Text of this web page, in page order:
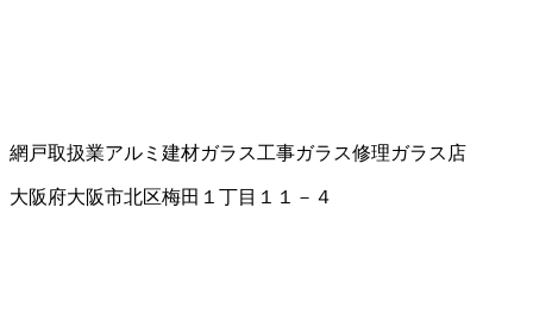
網戸取扱業アルミ建材ガラス工事ガラス修理ガラス店
大阪府大阪市北区梅田１丁目１１－４